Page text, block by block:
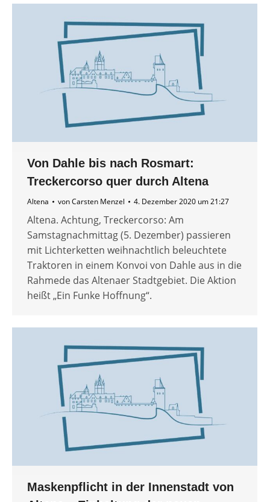
Von Dahle bis nach Rosmart:
Treckercorso quer durch Altena
Altena vonCarsten Menzel 4. Dezember 2020 um 21:27
Altena. Achtung, Treckercorso: Am
Samstagnachmittag (5. Dezember) passieren
mit Lichterketten weihnachtlich beleuchtete
Traktoren in einem Konvoi von Dahle aus in die
Rahmede das Altenaer Stadtgebiet. Die Aktion
heißt „Ein Funke Hoffnung“.
Maskenpflicht in der Innenstadt von